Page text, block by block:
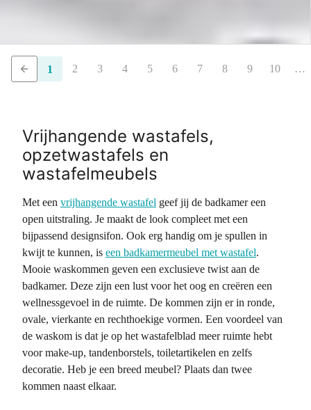
1 2 3 4 5 6 7 8 9 10 …
Vrijhangende wastafels,
opzetwastafels en
wastafelmeubels
Met een vrijhangende wastafel geef jij de badkamer een
open uitstraling. Je maakt de look compleet met een
bijpassend designsifon. Ook erg handig om je spullen in
kwijt te kunnen, is een badkamermeubel met wastafel.
Mooie waskommen geven een exclusieve twist aan de
badkamer. Deze zijn een lust voor het oog en creëren een
wellnessgevoel in de ruimte. De kommen zijn er in ronde,
ovale, vierkante en rechthoekige vormen. Een voordeel van
de waskom is dat je op het wastafelblad meer ruimte hebt
voor make-up, tandenborstels, toiletartikelen en zelfs
decoratie. Heb je een breed meubel? Plaats dan twee
kommen naast elkaar.